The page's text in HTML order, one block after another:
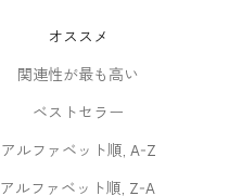
オススメ
関連性が最も高い
ベストセラー
アルファベット順, A-Z
アルファベット順, Z-A